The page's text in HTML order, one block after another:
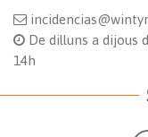
De dilluns a dijous
14h